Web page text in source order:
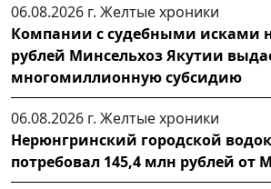
06.08.2026 г. Желтые хроники
Компании с судебными исками
рублей Минсельхоз Якутии
многомиллионную субсидию
06.08.2026 г. Желтые хроники
Нерюнгринский городской
потребовал 145,4 млн рублей